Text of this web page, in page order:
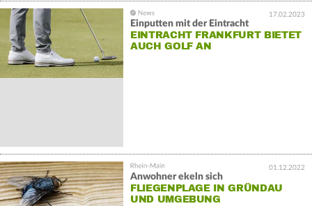
17.02.2023
Einputten mit der Eintracht
EINTRACHT FRANKFURT BIETET
AUCH GOLF AN
01.12.2022
Anwohner ekeln sich
FLIEGENPLAGE IN GRÜNDAU
UND UMGEBUNG